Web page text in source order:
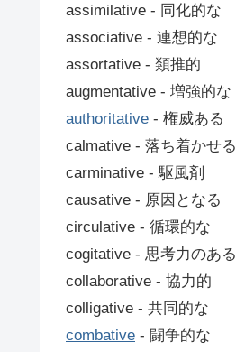
assimilative ‐ 同化的な
associative ‐ 連想的な
assortative ‐ 類推的
augmentative ‐ 増強的な
authoritative ‐ 権威ある
calmative ‐ 落ち着かせる
carminative ‐ 駆風剤
causative ‐ 原因となる
circulative ‐ 循環的な
cogitative ‐ 思考力のある
collaborative ‐ 協力的
colligative ‐ 共同的な
combative ‐ 闘争的な